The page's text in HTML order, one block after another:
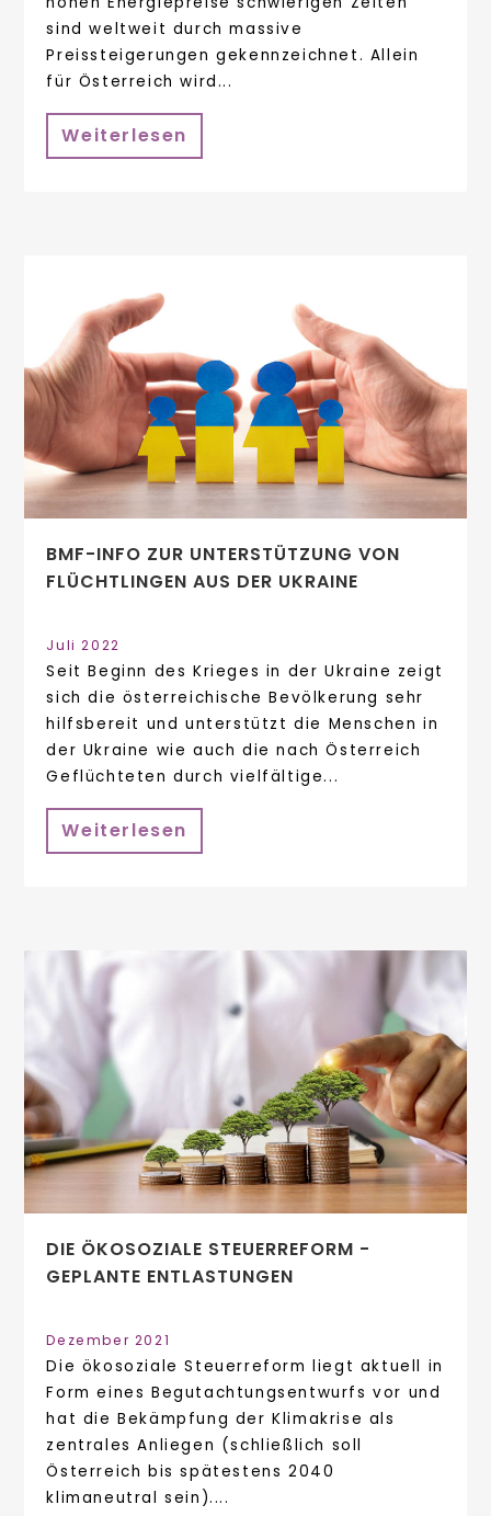
sind weltweit durch massive
Preissteigerungen gekennzeichnet. Allein
für Österreich wird...
Weiterlesen
BMF-INFO ZUR UNTERSTÜTZUNG VON
FLÜCHTLINGEN AUS DER UKRAINE
Juli 2022
Seit Beginn des Krieges in der Ukraine zeigt
sich die österreichische Bevölkerung sehr
hilfsbereit und unterstützt die Menschen in
der Ukraine wie auch die nach Österreich
Geflüchteten durch vielfältige...
Weiterlesen
DIE ÖKOSOZIALE STEUERREFORM -
GEPLANTE ENTLASTUNGEN
Dezember 2021
Die ökosoziale Steuerreform liegt aktuell in
Form eines Begutachtungsentwurfs vor und
hat die Bekämpfung der Klimakrise als
zentrales Anliegen (schließlich soll
Österreich bis spätestens 2040
klimaneutral sein)....